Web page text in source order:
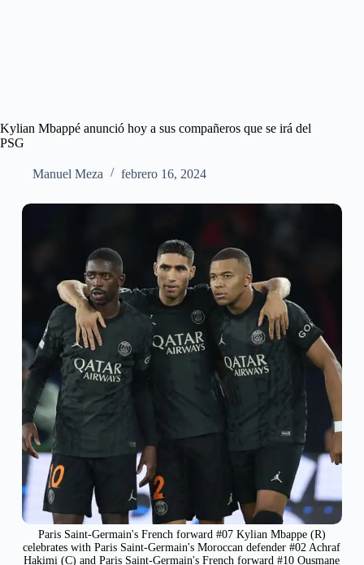
Kylian Mbappé anunció hoy a sus compañeros que se irá del
PSG
Manuel Meza febrero 16, 2024
Paris Saint-Germain's French forward #07 Kylian Mbappe (R)
celebrates with Paris Saint-Germain's Moroccan defender #02 Achraf
Hakimi (C) and Paris Saint-Germain's French forward #10 Ousmane